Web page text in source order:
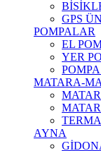
GPS
POMPALAR
EL
YER
MATARA-
AYNA